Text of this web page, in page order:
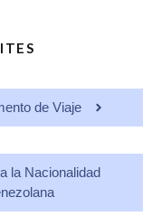
de Viaje
la Nacionalidad